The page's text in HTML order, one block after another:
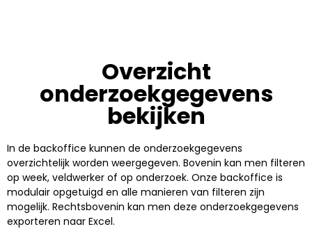
Overzicht
onderzoekgegevens
bekijken
In de backoffice kunnen de onderzoekgegevens
overzichtelijk worden weergegeven. Bovenin kan men filteren
op week, veldwerker of op onderzoek. Onze backoffice is
modulair opgetuigd en alle manieren van filteren zijn
mogelijk. Rechtsbovenin kan men deze onderzoekgegevens
exporteren naar Excel.